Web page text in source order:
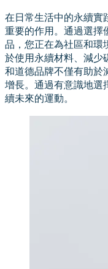
在日常生活中的永續實
重要的作用。通過選擇
品，您正在為社區和環
於使用永續材料、減少
和道德品牌不僅有助於
增長。通過有意識地選
續未來的運動。